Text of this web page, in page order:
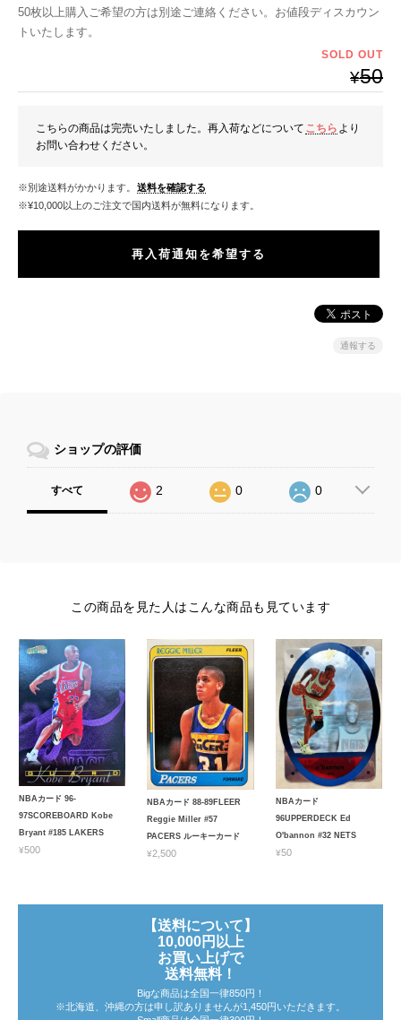
50枚以上購入ご希望の方は別途ご連絡ください。お値段ディスカウン
トいたします。
SOLD OUT
¥50
こちらの商品は完売いたしました。再入荷などについて こちら より
お問い合わせください。
※別途送料がかかります。 送料を確認する
※¥10,000以上のご注文で国内送料が無料になります。
再入荷通知を希望する
通報する
ショップの評価
すべて 2 0 0
この商品を見た人はこんな商品も見ています
NBAカード 96-
97SCOREBOARD Kobe
Bryant #185 LAKERS
¥500
NBAカード 88-89FLEER
Reggie Miller #57
PACERS ルーキーカード
¥2,500
NBAカード
96UPPERDECK Ed
O'bannon #32 NETS
¥50
【送料について】
10,000円以上
お買い上げで
送料無料！
Bigな商品は全国一律850円！
※北海道、沖縄の方は申し訳ありませんが1,450円いただきます。